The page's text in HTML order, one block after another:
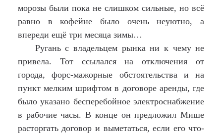
морозы были пока не слишком сильные, но всё
равно в кофейне было очень неуютно, а
впереди ещё три месяца зимы…
Ругань с владельцем рынка ни к чему не
привела. Тот ссылался на отключения от
города, форс-мажорные обстоятельства и на
пункт мелким шрифтом в договоре аренды, где
было указано бесперебойное электроснабжение
в рабочие часы. В конце он предложил Мише
расторгать договор и выметаться, если его что-